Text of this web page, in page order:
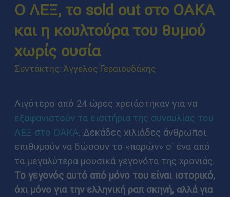
Ο ΛΕΞ, το sold out στο ΟΑΚΑ
και η κουλτούρα του θυμού
χωρίς ουσία
Συντάκτης: Άγγελος Γεραιουδάκης
Λιγότερο από 24 ώρες χρειάστηκαν για να
εξαφανιστούν τα εισιτήρια της συναυλίας του
ΛΕΞ στο ΟΑΚΑ. Δεκάδες χιλιάδες άνθρωποι
επιθυμούν να δώσουν το «παρών» σ' ένα από
τα μεγαλύτερα μουσικά γεγονότα της χρονιάς.
Το γεγονός αυτό από μόνο του είναι ιστορικό,
όχι μόνο για την ελληνική ραπ σκηνή, αλλά για